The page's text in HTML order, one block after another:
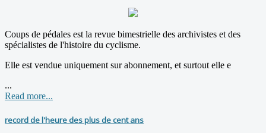
Coups de pédales est la revue bimestrielle des archivistes et des
spécialistes de l'histoire du cyclisme.
Elle est vendue uniquement sur abonnement, et surtout elle e
...
Read more...
record de l'heure des plus de cent ans